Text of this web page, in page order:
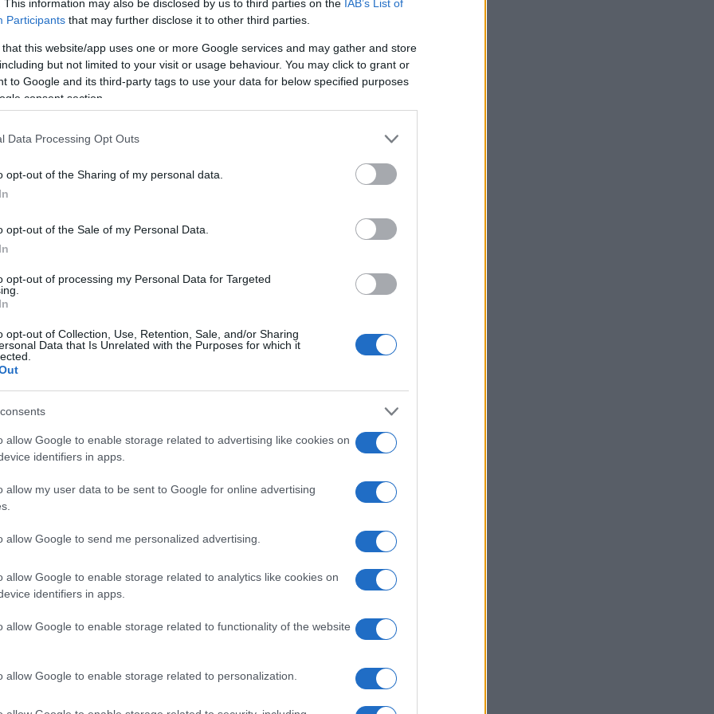
This information may also be disclosed by us to third parties on the IAB’s List of
Participants that may further disclose it to other third parties.
that this website/app uses one or more Google services and may gather and store
but not limited to your visit or usage behaviour. You may click to grant or
to Google and its third-party tags to use your data for below specified purposes
consent section.
Data Processing Opt Outs
opt-out of the Sharing of my personal data.
opt-out of the Sale of my Personal Data.
opt-out of processing my Personal Data for Targeted
opt-out of Collection, Use, Retention, Sale, and/or Sharing
Data that Is Unrelated with the Purposes for which it
allow Google to enable storage related to advertising like cookies on
identifiers in apps.
allow my user data to be sent to Google for online advertising
allow Google to send me personalized advertising.
allow Google to enable storage related to analytics like cookies on
identifiers in apps.
allow Google to enable storage related to functionality of the website
allow Google to enable storage related to personalization.
po zderzeniu
elementów całego procederu
mieli uczestniczyć w
Po kolizji opuszczali
się policja lub rozpoczynano
szkody.
inne osoby. To właśnie one
kierowcy i uczestnicy zdarzenia.
fałszywe wyjaśnienia oraz
odszkodowań.
że zdarzenia nie były przypadkowe.
miejsca kolizji, ustalali przebieg
osoby i nadzorowali
polis. Krótko mówiąc: było to wręcz
na ogromną skalę.
ale przelewy już
rejestrowano na osoby, które
choć faktycznie nie miały z
się później w dokumentacji
rachunki bankowe do wypłaty
miały trafiać dalej do